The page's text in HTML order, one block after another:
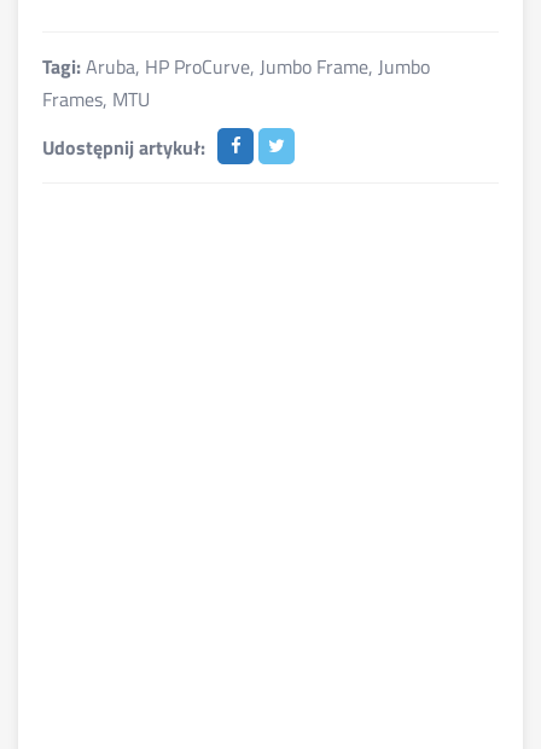
Tagi:Aruba, HP ProCurve, Jumbo Frame, Jumbo
Frames, MTU
Udostępnij artykuł: